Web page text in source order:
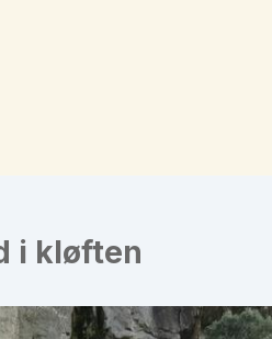
i kløften